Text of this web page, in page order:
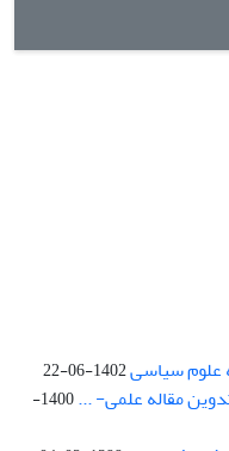
علوم سیاسی1402-06-22
مقاله علمی- ...
1400-